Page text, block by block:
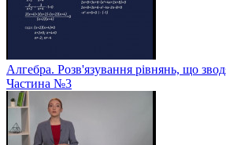
Алгебра. Розв'язування рівнянь, що
Частина №3